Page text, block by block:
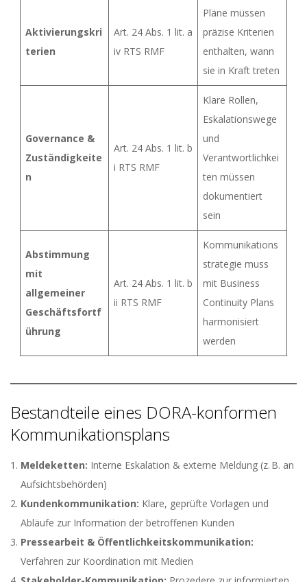
Aktivierungskri
terien
Art. 24 Abs. 1 lit. a
iv RTS RMF
Pläne müssen
präzise Kriterien
enthalten, wann
sie in Kraft treten
Governance &
Zuständigkeite
n
Art. 24 Abs. 1 lit. b
i RTS RMF
Klare Rollen,
Eskalationswege
und
Verantwortlichkei
ten müssen
dokumentiert
sein
Abstimmung
mit
allgemeiner
Geschäftsfortf
ührung
Art. 24 Abs. 1 lit. b
ii RTS RMF
Kommunikations
strategie muss
mit Business
Continuity Plans
harmonisiert
werden
Bestandteile eines DORA-konformen
Kommunikationsplans
Meldeketten: Interne Eskalation & externe Meldung (z. B. an
Aufsichtsbehörden)
Kundenkommunikation: Klare, geprüfte Vorlagen und
Abläufe zur Information der betroffenen Kunden
Pressearbeit & Öffentlichkeitskommunikation:
Verfahren zur Koordination mit Medien